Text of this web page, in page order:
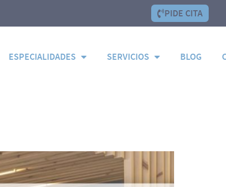
PIDE CITA
ESPECIALIDADES SERVICIOS BLOG